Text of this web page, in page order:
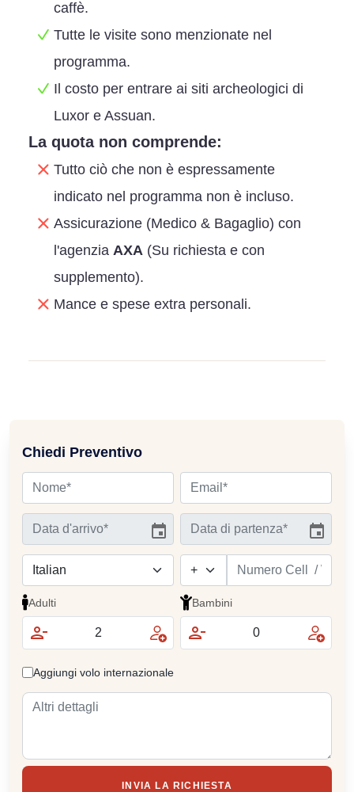
caffè.
Tutte le visite sono menzionate nel
programma.
Il costo per entrare ai siti archeologici di
Luxor e Assuan.
La quota non comprende:
Tutto ciò che non è espressamente
indicato nel programma non è incluso.
Assicurazione (Medico & Bagaglio) con
l'agenzia AXA (Su richiesta e con
supplemento).
Mance e spese extra personali.
Chiedi Preventivo
Adulti Bambini
Aggiungi volo internazionale
INVIA LA RICHIESTA